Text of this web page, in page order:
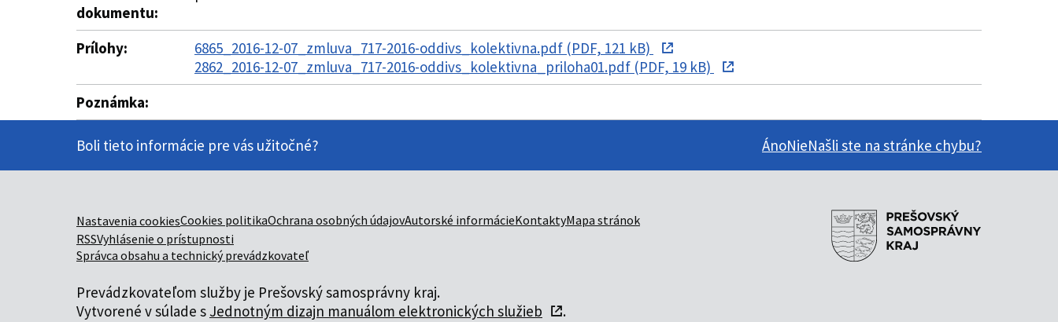
dokumentu:
Prílohy:
6865_2016-12-07_zmluva_717-2016-oddivs_kolektivna.pdf (PDF, 121 kB)
2862_2016-12-07_zmluva_717-2016-oddivs_kolektivna_priloha01.pdf (PDF, 19 kB)
Poznámka:
Boli tieto informácie pre vás užitočné? ÁnoNieNašli ste na stránke chybu?
Nastavenia cookiesCookies politikaOchrana osobných údajovAutorské informácieKontaktyMapa stránok
RSSVyhlásenie o prístupnosti
Správca obsahu a technický prevádzkovateľ
Prevádzkovateľom služby je Prešovský samosprávny kraj.
Vytvorené v súlade s Jednotným dizajn manuálom elektronických služieb .